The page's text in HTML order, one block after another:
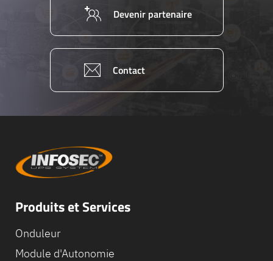
Devenir partenaire
Contact
Produits et Services
Onduleur
Module d'Autonomie